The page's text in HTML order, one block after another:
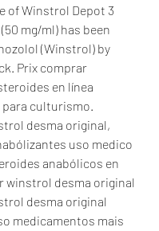
of Winstrol Depot 3
mg/ml) has been
(Winstrol) by
Prix comprar
en línea
culturismo.
desma original,
uso medico
anabólicos en
winstrol desma original
desma original
medicamentos mais